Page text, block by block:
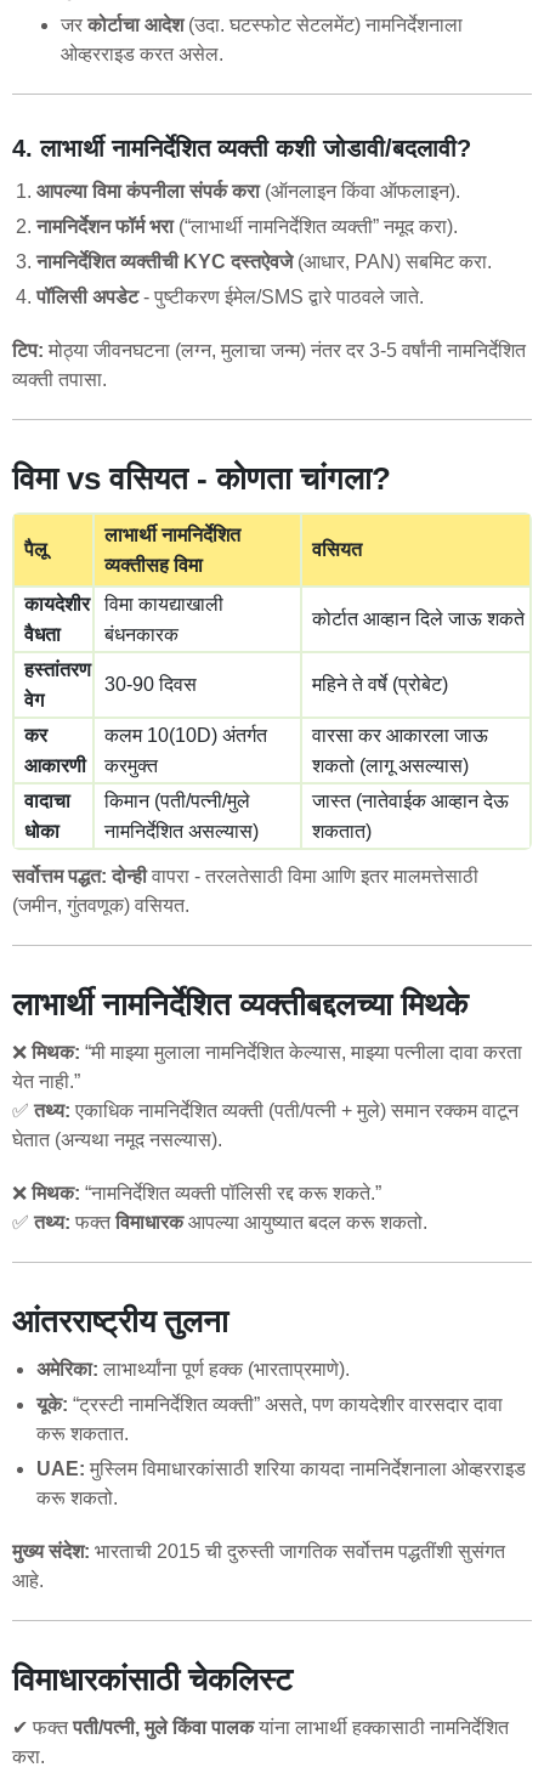
जरकोर्टाचा आदेश(उदा. घटस्फोट सेटलमेंट) नामनिर्देशनाला
ओव्हरराइड करत असेल.
4. लाभार्थी नामनिर्देशित व्यक्ती कशी जोडावी/बदलावी?
आपल्या विमा कंपनीला संपर्क करा(ऑनलाइन किंवा ऑफलाइन).
नामनिर्देशन फॉर्म भरा(“लाभार्थी नामनिर्देशित व्यक्ती” नमूद करा).
नामनिर्देशित व्यक्तीची KYC दस्तऐवजे(आधार, PAN) सबमिट करा.
पॉलिसी अपडेट- पुष्टीकरण ईमेल/SMS द्वारे पाठवले जाते.
टिप: मोठ्या जीवनघटना (लग्न, मुलाचा जन्म) नंतर दर 3-5 वर्षांनी नामनिर्देशित
व्यक्ती तपासा.
विमा vs वसियत - कोणता चांगला?
पैलू
लाभार्थी नामनिर्देशित
व्यक्तीसह विमा
वसियत
कायदेशीर
वैधता
विमा कायद्याखाली
बंधनकारक
कोर्टात आव्हान दिले जाऊ शकते
हस्तांतरण
वेग
30-90 दिवस महिने ते वर्षे (प्रोबेट)
कर
आकारणी
कलम 10(10D) अंतर्गत
करमुक्त
वारसा कर आकारला जाऊ
शकतो (लागू असल्यास)
वादाचा
धोका
किमान (पती/पत्नी/मुले
नामनिर्देशित असल्यास)
जास्त (नातेवाईक आव्हान देऊ
शकतात)
सर्वोत्तम पद्धत: दोन्हीवापरा - तरलतेसाठी विमा आणि इतर मालमत्तेसाठी
(जमीन, गुंतवणूक) वसियत.
लाभार्थी नामनिर्देशित व्यक्तीबद्दलच्या मिथके
❌मिथक: “मी माझ्या मुलाला नामनिर्देशित केल्यास, माझ्या पत्नीला दावा करता
येत नाही.”
✅तथ्य: एकाधिक नामनिर्देशित व्यक्ती (पती/पत्नी + मुले) समान रक्कम वाटून
घेतात (अन्यथा नमूद नसल्यास).
❌मिथक: “नामनिर्देशित व्यक्ती पॉलिसी रद्द करू शकते.”
✅तथ्य: फक्तविमाधारकआपल्या आयुष्यात बदल करू शकतो.
आंतरराष्ट्रीय तुलना
अमेरिका: लाभार्थ्यांना पूर्ण हक्क (भारताप्रमाणे).
यूके: “ट्रस्टी नामनिर्देशित व्यक्ती” असते, पण कायदेशीर वारसदार दावा
करू शकतात.
UAE: मुस्लिम विमाधारकांसाठी शरिया कायदा नामनिर्देशनाला ओव्हरराइड
करू शकतो.
मुख्य संदेश: भारताची 2015 ची दुरुस्ती जागतिक सर्वोत्तम पद्धतींशी सुसंगत
आहे.
विमाधारकांसाठी चेकलिस्ट
✔ फक्तपती/पत्नी, मुले किंवा पालकयांना लाभार्थी हक्कासाठी नामनिर्देशित
करा.